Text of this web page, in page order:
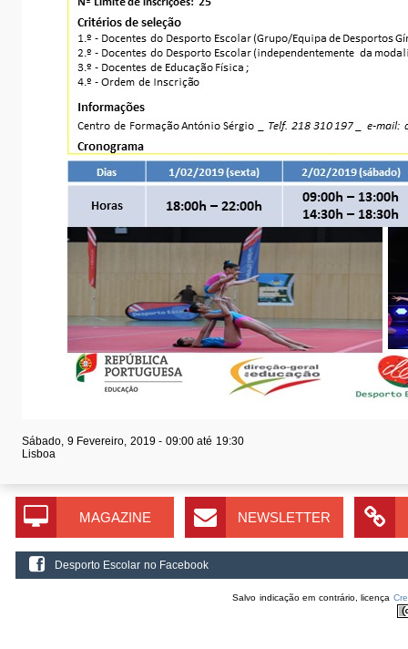
Sábado, 9 Fevereiro, 2019 - 09:00até 19:30
Lisboa
MAGAZINE NEWSLETTER
Desporto Escolar no Facebook
Salvo indicação em contrário, licença